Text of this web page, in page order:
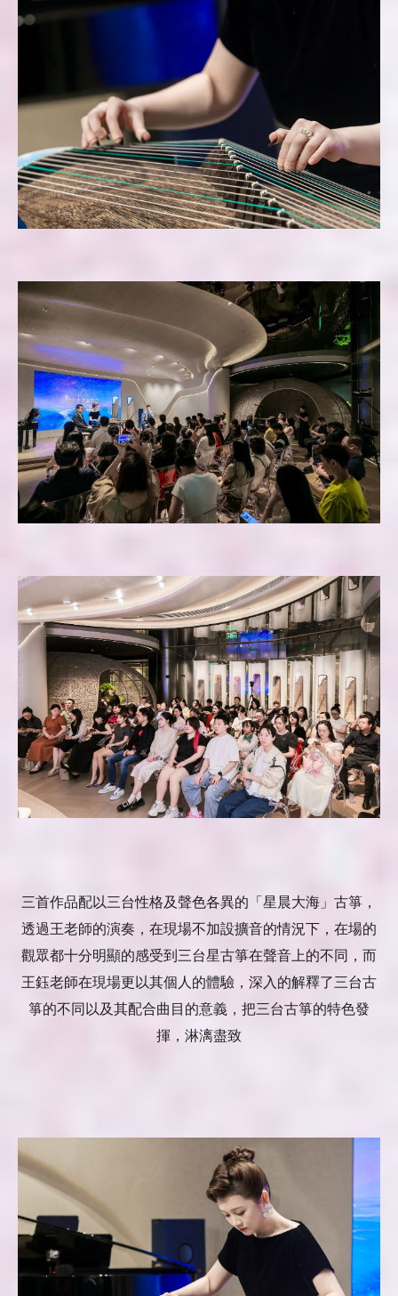
三首作品配以三台性格及聲色各異的「星晨大海」古箏，
透過王老師的演奏，在現場不加設擴音的情況下，在場的
觀眾都十分明顯的感受到三台星古箏在聲音上的不同，而
王鈺老師在現場更以其個人的體驗，深入的解釋了三台古
箏的不同以及其配合曲目的意義，把三台古箏的特色發
揮，淋漓盡致